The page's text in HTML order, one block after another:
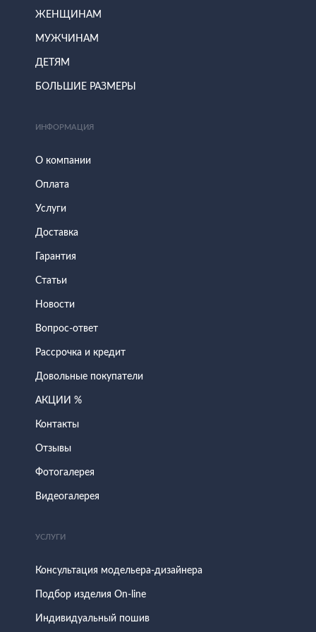
ЖЕНЩИНАМ
МУЖЧИНАМ
ДЕТЯМ
БОЛЬШИЕ РАЗМЕРЫ
ИНФОРМАЦИЯ
О компании
Оплата
Услуги
Доставка
Гарантия
Статьи
Новости
Вопрос-ответ
Рассрочка и кредит
Довольные покупатели
АКЦИИ %
Контакты
Отзывы
Фотогалерея
Видеогалерея
УСЛУГИ
Консультация модельера-дизайнера
Подбор изделия On-line
Индивидуальный пошив